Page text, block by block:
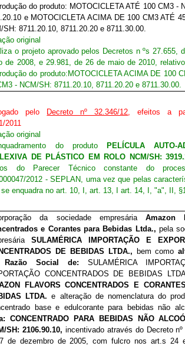
do produto: MOTOCICLETA ATÉ 100 CM3 -
e MOTOCICLETA ACIMA DE 100 CM3 ATÉ
SH: 8711.20.10, 8711.20.20 e 8711.30.00.
original
o projeto aprovado pelos Decretos n ºs 27.655,
de 2008, e 29.981, de 26 de maio de 2010,
do produto:MOTOCICLETA ACIMA DE 100
- NCM/SH: 8711.20.10, 8711.20.20 e 8711.30.00.
pelo Decreto nº 32.346/12, efeitos a
2011
original
do produto
PELÍCULA AUTO-
DE PLÁSTICO EM ROLO NCM/SH:
do Parecer Técnico constante do
2012 - SEPLAN, uma vez que pelas
se enquadra no art. 10, I, art. 13, I art. 14, I, "a", II,
da sociedade empresáriaAmazon
e Corantes para Bebidas Ltda.,pela
SULAMÉRICA IMPORTAÇÃO E
DE BEBIDAS LTDA., bem como
Razão Social de: SULAMÉRICA
CONCENTRADOS DE BEBIDAS
FLAVORS CONCENTRADOS E
LTDA.e alteração de nomenclatura do
base e edulcorante para bebidas não
CONCENTRADO PARA BEBIDAS NÃO
SH:2106.90.10, incentivado através do Decreto nº
de dezembro de 2005, com fulcro nos art.s 24